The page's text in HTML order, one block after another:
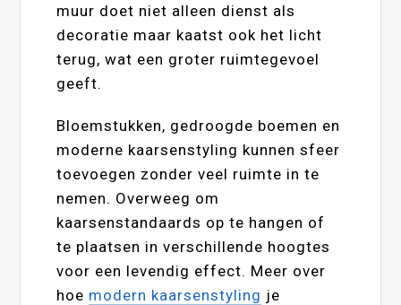
muur doet niet alleen dienst als
decoratie maar kaatst ook het licht
terug, wat een groter ruimtegevoel
geeft.
Bloemstukken, gedroogde boemen en
moderne kaarsenstyling kunnen sfeer
toevoegen zonder veel ruimte in te
nemen. Overweeg om
kaarsenstandaards op te hangen of
te plaatsen in verschillende hoogtes
voor een levendig effect. Meer over
hoe modern kaarsenstyling je